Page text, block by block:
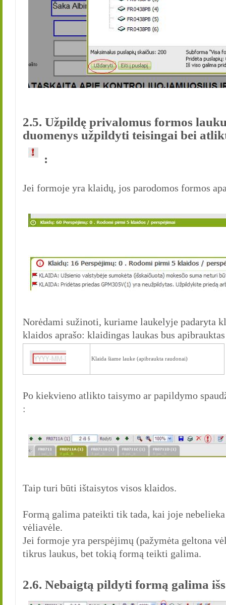
2.5. Užpildę privalomus formos
duomenys užpildyti teisingai bei
:
Jei formoje yra klaidų, jos parodomos formos
Norėdami sužinoti, kuriame laukelyje padaryta
klaidos aprašo: klaidingas laukas bus
Klaida šiame lauke (apibraukta raudonai)
Po kiekvieno atlikto taisymo ar papildymo
:
Taip turi būti ištaisytos visos klaidos.
Formą galima pateikti tik tada, kai joje
vėliavėle.
Jei formoje yra perspėjimų (pažymėta geltona
tikrus laukus, bet tokią formą teikti galima.
2.6. Nebaigtą pildyti formą galima